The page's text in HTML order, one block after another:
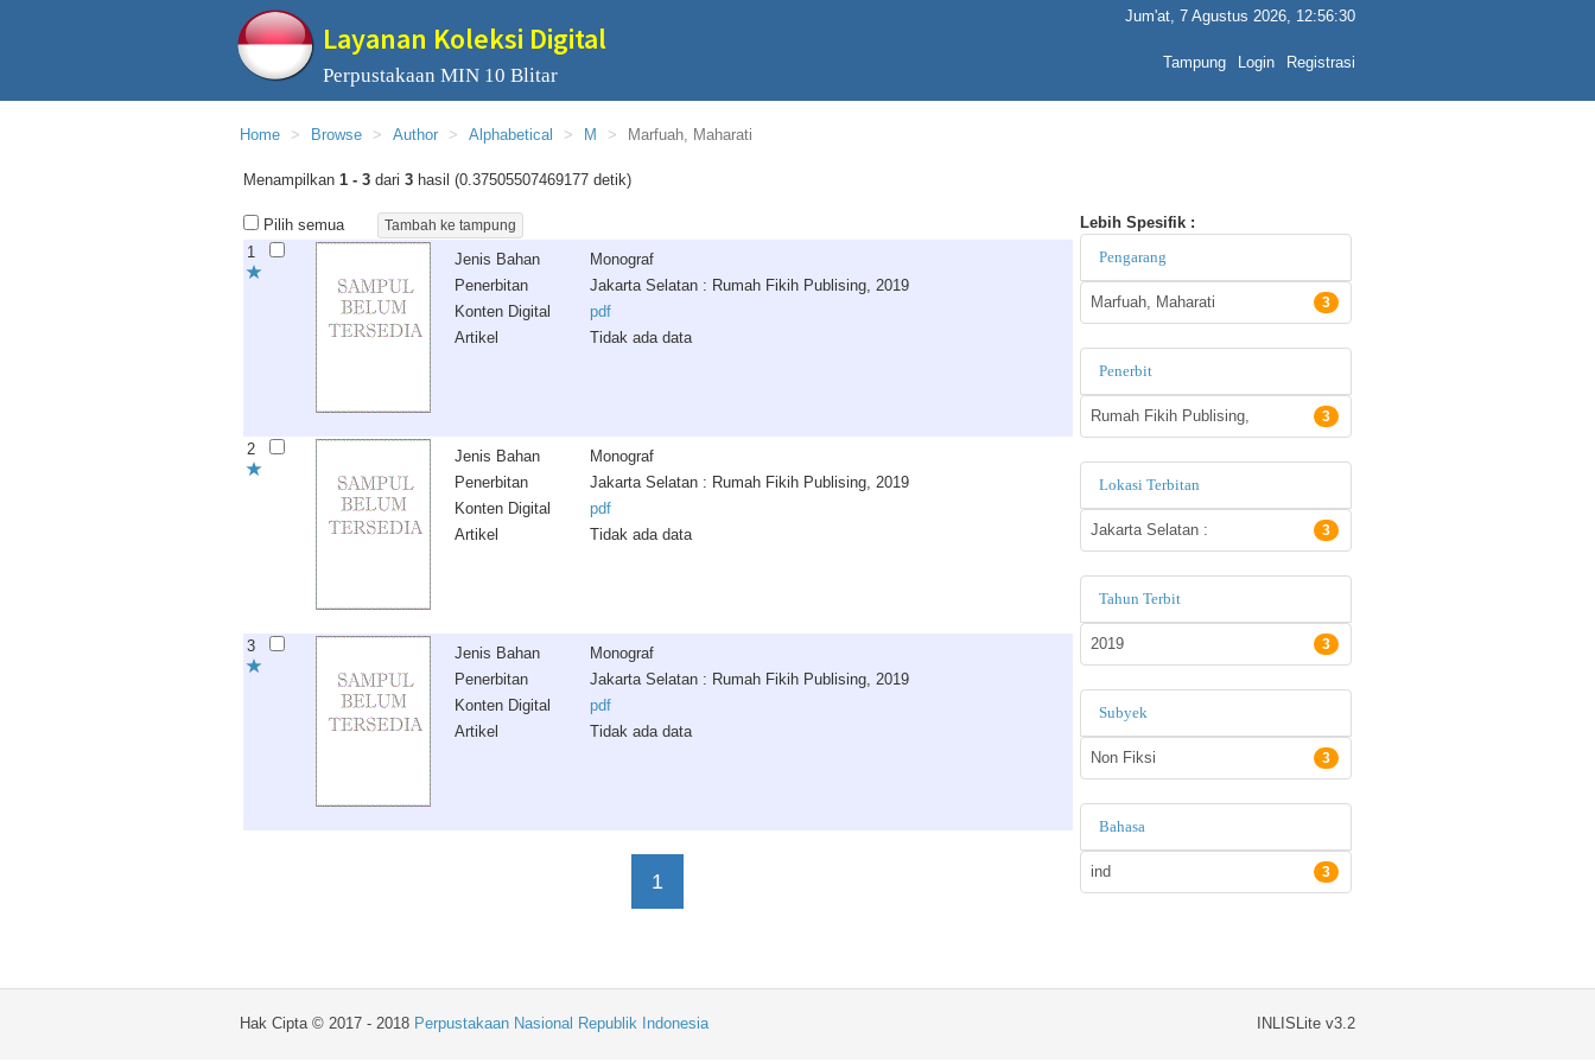
Layanan Koleksi Digital
Perpustakaan MIN 10 Blitar
Jum'at, 7 Agustus 2026, 12:56:30
Tampung Login Registrasi
Home Browse Author Alphabetical M Marfuah, Maharati
Menampilkan 1 - 3 dari 3 hasil (0.37505507469177 detik)
Pilih semua
1
Jenis Bahan
Monograf
Penerbitan
Jakarta Selatan : Rumah Fikih Publising, 2019
Konten Digital
pdf
Artikel
Tidak ada data
2 Jenis Bahan
Monograf
Penerbitan
Jakarta Selatan : Rumah Fikih Publising, 2019
Konten Digital
pdf
Artikel
Tidak ada data
3 Jenis Bahan
Monograf
Penerbitan
Jakarta Selatan : Rumah Fikih Publising, 2019
Konten Digital
pdf
Artikel
Tidak ada data
1
Lebih Spesifik :
Pengarang
Marfuah, Maharati 3
Penerbit
Rumah Fikih Publising, 3
Lokasi Terbitan
Jakarta Selatan : 3
Tahun Terbit
2019 3
Subyek
Non Fiksi 3
Bahasa
ind 3
INLISLite v3.2
Hak Cipta © 2017 - 2018 Perpustakaan Nasional Republik Indonesia